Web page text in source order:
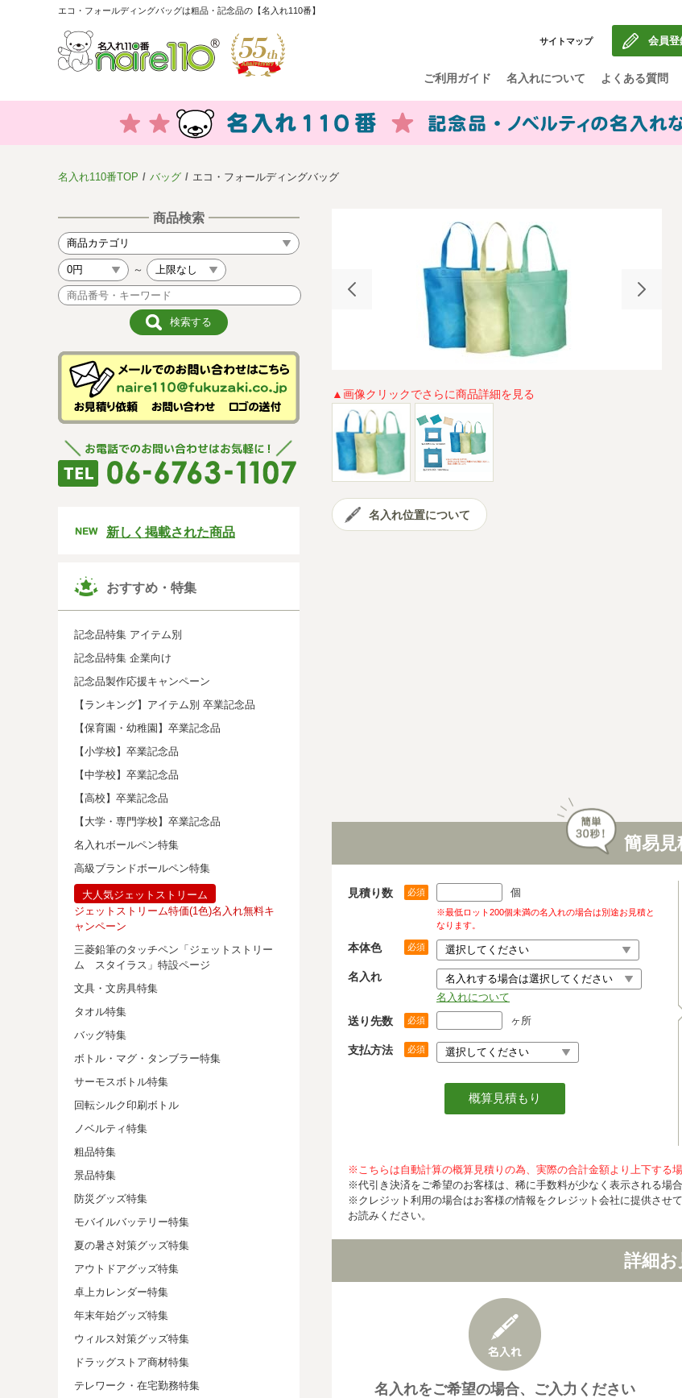
エコ・フォールディングバッグは粗品・記念品の【名入れ110番】
サイトマップ 会員登
ご利用ガイド 名入れについて よくある質問
名入れ110番TOP バッグ エコ・フォールディングバッグ
商品検索
～
新しく掲載された商品
おすすめ・特集
記念品特集 アイテム別
記念品特集 企業向け
記念品製作応援キャンペーン
【ランキング】アイテム別 卒業記念品
【保育園・幼稚園】卒業記念品
【小学校】卒業記念品
【中学校】卒業記念品
【高校】卒業記念品
【大学・専門学校】卒業記念品
名入れボールペン特集
高級ブランドボールペン特集
大人気ジェットストリーム
ジェットストリーム特価(1色)名入れ無料キ
ャンペーン
三菱鉛筆のタッチペン「ジェットストリー
ム スタイラス」特設ページ
文具・文房具特集
タオル特集
バッグ特集
ボトル・マグ・タンブラー特集
サーモスボトル特集
回転シルク印刷ボトル
ノベルティ特集
粗品特集
景品特集
防災グッズ特集
モバイルバッテリー特集
夏の暑さ対策グッズ特集
アウトドアグッズ特集
卓上カレンダー特集
年末年始グッズ特集
ウィルス対策グッズ特集
ドラッグストア商材特集
テレワーク・在宅勤務特集
▲画像クリックでさらに商品詳細を見る
名入れ位置について
簡易見
見積り数 必須 個
※最低ロット200個未満の名入れの場合は別途お見積と
なります。
本体色 必須
名入れ
名入れについて
送り先数 必須 ヶ所
支払方法 必須
※こちらは自動計算の概算見積りの為、実際の合計金額より上下する
※代引き決済をご希望のお客様は、稀に手数料が少なく表示される場
※クレジット利用の場合はお客様の情報をクレジット会社に提供させ
お読みください。
詳細お
名入れをご希望の場合、ご入力ください